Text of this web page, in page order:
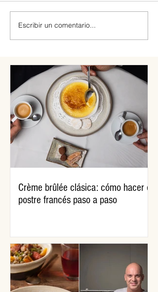
Tortas fritas de Doña
Petrona: la receta original
Escribir un comentario...
Crème brûlée clásica: cómo hacer el
postre francés paso a paso